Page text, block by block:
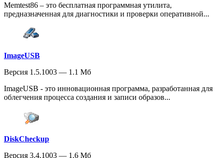
Memtest86 – это бесплатная программная утилита,
предназначенная для диагностики и проверки оперативной...
ImageUSB
Версия 1.5.1003 — 1.1 Мб
ImageUSB - это инновационная программа, разработанная для
облегчения процесса создания и записи образов...
DiskCheckup
Версия 3.4.1003 — 1.6 Мб